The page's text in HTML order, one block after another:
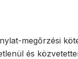
megőrzési
és